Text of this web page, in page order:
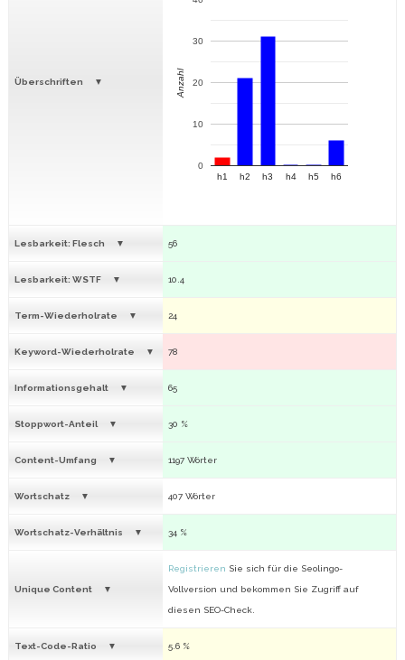
Überschriften
h1 h2 h3 h4 h5 h6
0
10
20
30
Anzahl
Lesbarkeit: Flesch 56
Lesbarkeit: WSTF 10.4
Term-Wiederholrate 24
Keyword-Wiederholrate 78
Informationsgehalt 65
Stoppwort-Anteil 30 %
Content-Umfang 1197 Wörter
Wortschatz 407 Wörter
Wortschatz-Verhältnis 34 %
Unique Content
Registrieren Sie sich für die Seolingo-
Vollversion und bekommen Sie Zugriff auf
diesen SEO-Check.
Text-Code-Ratio 5.6 %